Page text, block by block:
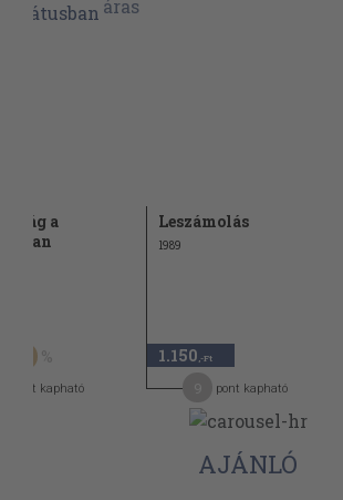
a
pont kapható
Leszámolás
1989
1.150 ,-Ft
pont kapható
AJÁNLÓ